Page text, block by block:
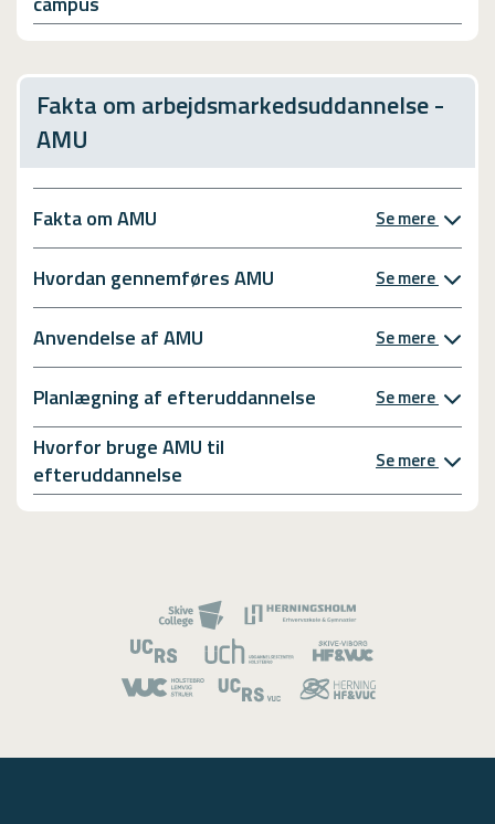
Fakta om arbejdsmarkedsuddannelse -
AMU
Fakta om AMU Se mere
Hvordan gennemføres AMU Se mere
Anvendelse af AMU Se mere
Planlægning af efteruddannelse Se mere
Hvorfor bruge AMU til
efteruddannelse
Se mere